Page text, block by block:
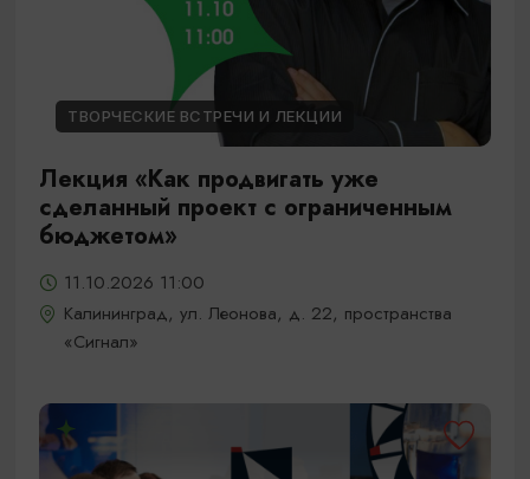
ТВОРЧЕСКИЕ ВСТРЕЧИ И ЛЕКЦИИ
Лекция «Как продвигать уже
сделанный проект с ограниченным
бюджетом»
11.10.2026 11:00
Калининград, ул. Леонова, д. 22, пространства
«Сигнал»